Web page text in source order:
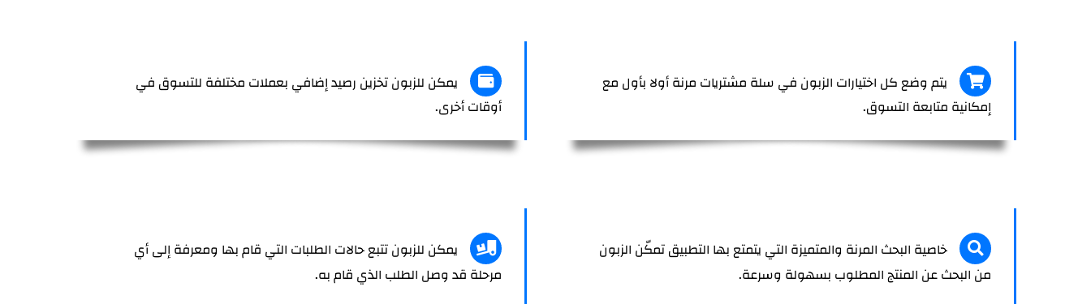
يتم وضع كل اختيارات الزبون في سلة مشتريات مرنة أولا بأول مع
إمكانية متابعة التسوق.
خاصية البحث المرنة والمتميزة التي يتمتع بها التطبيق تمكّن الزبون
من البحث عن المنتج المطلوب بسهولة وسرعة.
يمكن للزبون تخزين رصيد إضافي بعملات مختلفة للتسوق في
أوقات أخرى.
يمكن للزبون تتبع حالات الطلبات التي قام بها ومعرفة إلى أي
مرحلة قد وصل الطلب الذي قام به.